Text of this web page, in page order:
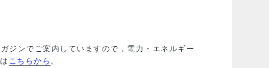
ジンでご案内していますので，電力・エネルギー
こちらから 。